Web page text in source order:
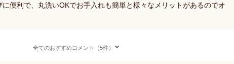
便利で、丸洗いOKでお手入れも簡単と様々なメリットがあるのでオ
全てのおすすめコメント（5件）